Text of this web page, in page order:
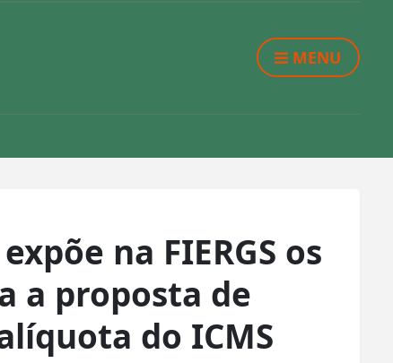
MENU
na FIERGS os
a proposta de
do ICMS